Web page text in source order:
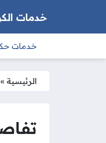
خدمات
خدمات
الرئيسية »